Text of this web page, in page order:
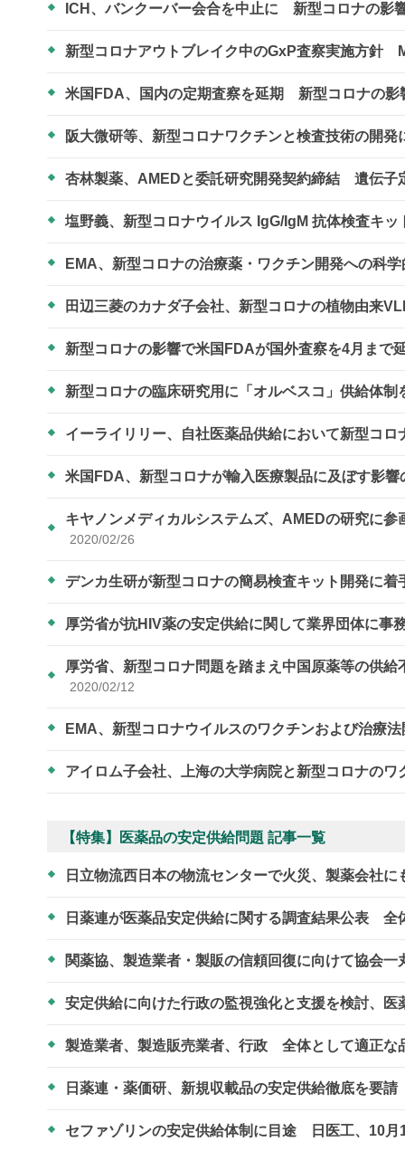
ICH、バンクーバー会合を中止に 新型コロナの影
新型コロナアウトブレイク中のGxP査察実施方針
米国FDA、国内の定期査察を延期 新型コロナの影
阪大微研等、新型コロナワクチンと検査技術の開
杏林製薬、AMEDと委託研究開発契約締結 遺伝子
塩野義、新型コロナウイルス IgG/IgM 抗体検査キ
EMA、新型コロナの治療薬・ワクチン開発への科
田辺三菱のカナダ子会社、新型コロナの植物由来
新型コロナの影響で米国FDAが国外査察を4月まで
新型コロナの臨床研究用に「オルベスコ」供給体
イーライリリー、自社医薬品供給において新型コ
米国FDA、新型コロナが輸入医療製品に及ぼす影
キヤノンメディカルシステムズ、AMEDの研究に
2020/02/26
デンカ生研が新型コロナの簡易検査キット開発に着
厚労省が抗HIV薬の安定供給に関して業界団体に
厚労省、新型コロナ問題を踏まえ中国原薬等の供
2020/02/12
EMA、新型コロナウイルスのワクチンおよび治療
アイロム子会社、上海の大学病院と新型コロナの
【特集】医薬品の安定供給問題 記事一覧
日立物流西日本の物流センターで火災、製薬会社
日薬連が医薬品安定供給に関する調査結果公表
関薬協、製造業者・製販の信頼回復に向けて協会
安定供給に向けた行政の監視強化と支援を検討、
製造業者、製造販売業者、行政 全体として適正な
日薬連・薬価研、新規収載品の安定供給徹底を要請
セファゾリンの安定供給体制に目途 日医工、10月